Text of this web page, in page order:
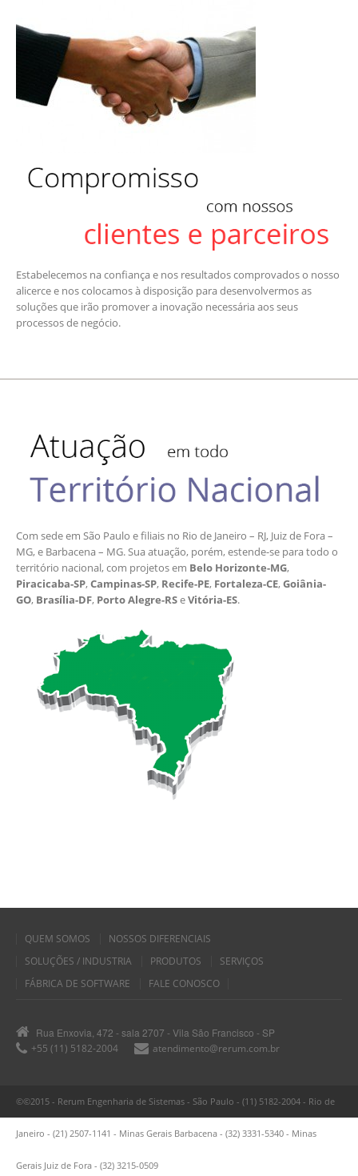
Estabelecemos na confiança e nos resultados comprovados o nosso
alicerce e nos colocamos à disposição para desenvolvermos as
soluções que irão promover a inovação necessária aos seus
processos de negócio.
Com sede em São Paulo e filiais no Rio de Janeiro – RJ, Juiz de Fora –
MG, e Barbacena – MG. Sua atuação, porém, estende-se para todo o
território nacional, com projetos em Belo Horizonte-MG,
Piracicaba-SP,Campinas-SP, Recife-PE, Fortaleza-CE,Goiânia-
GO, Brasília-DF, Porto Alegre-RSeVitória-ES.
QUEM SOMOS
NOSSOS DIFERENCIAIS
SOLUÇÕES / INDUSTRIA
PRODUTOS
SERVIÇOS
FÁBRICA DE SOFTWARE
FALE CONOSCO
Rua Enxovia, 472 - sala 2707 - Vila São Francisco - SP
+55 (11) 5182-2004
atendimento@rerum.com.br
©©2015 - Rerum Engenharia de Sistemas - São Paulo - (11) 5182-2004 - Rio de
Janeiro - (21) 2507-1141 - Minas Gerais Barbacena - (32) 3331-5340 - Minas
Gerais Juiz de Fora - (32) 3215-0509